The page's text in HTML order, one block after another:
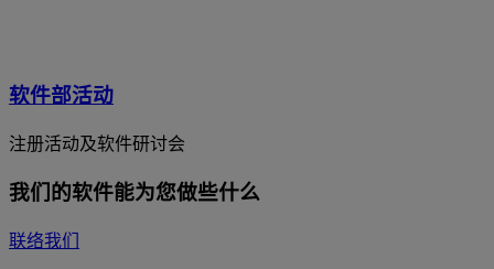
软件部活动
注册活动及软件研讨会
我们的软件能为您做些什么
联络我们